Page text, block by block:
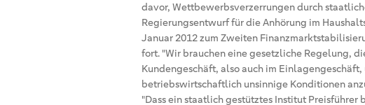
davor, Wettbewerbsverzerrungen durch
Regierungsentwurf für die Anhörung im
Januar 2012 zum Zweiten
fort. "Wir brauchen eine gesetzliche Regelung,
Kundengeschäft, also auch im
betriebswirtschaftlich unsinnige Konditionen
"Dass ein staatlich gestütztes Institut